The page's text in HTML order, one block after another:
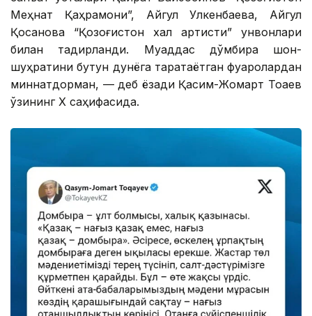
Меҳнат Қаҳрамони”, Айгул Улкенбаева, Айгул
Қосанова “Қозоғистон халқ артисти” унвонлари
билан тақдирланди. Муқаддас дўмбира шон-
шуҳратини бутун дунёга таратаётган фуқаролардан
миннатдорман, — деб ёзади Қасим-Жомарт Тоқаев
ўзининг Х саҳифасида.